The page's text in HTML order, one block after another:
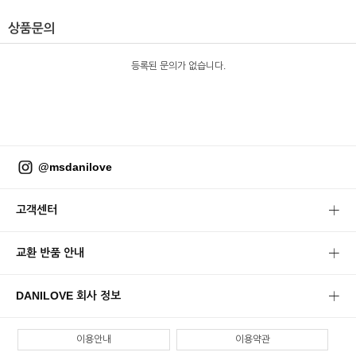
상품문의
등록된 문의가 없습니다.
@msdanilove
고객센터
교환 반품 안내
DANILOVE 회사 정보
이용안내 이용약관